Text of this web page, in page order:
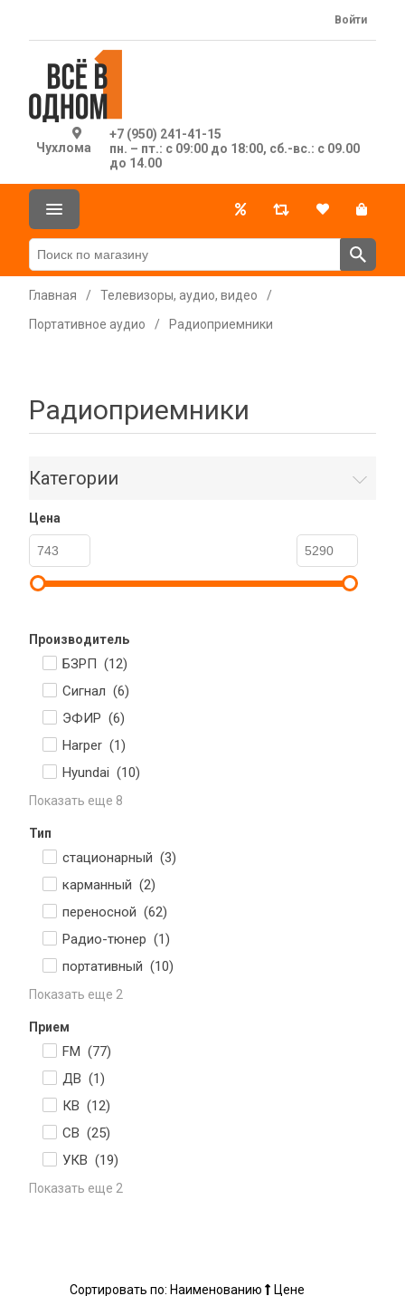
Чухлома
+7 (950) 241-41-15
пн. – пт.: с 09:00 до 18:00, сб.-вс.: с 09.00
до 14.00
Войти
Главная / Телевизоры, аудио, видео
/
Портативное аудио
/ Радиоприемники
Радиоприемники
Категории
Цена
Производитель
БЗРП (12)
Сигнал (6)
ЭФИР (6)
Harper (1)
Hyundai (10)
Показать еще 8
Тип
стационарный (3)
карманный (2)
переносной (62)
Радио-тюнер (1)
портативный (10)
Показать еще 2
Прием
FM (77)
ДВ (1)
КВ (12)
СВ (25)
УКВ (19)
Показать еще 2
Сортировать по: Наименованию
Цене